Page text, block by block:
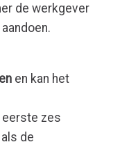
de werkgever
en kan het
eerste zes
de